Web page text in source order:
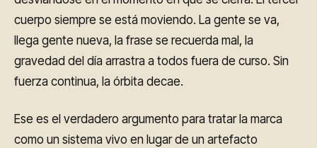
cuerpo siempre se está moviendo. La gente se va,
llega gente nueva, la frase se recuerda mal, la
gravedad del día arrastra a todos fuera de curso. Sin
fuerza continua, la órbita decae.
Ese es el verdadero argumento para tratar la marca
como un sistema vivo en lugar de un artefacto